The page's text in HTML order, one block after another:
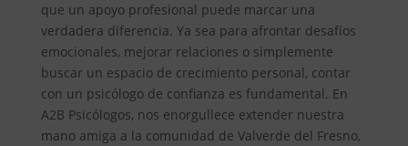
que un apoyo profesional puede marcar una
verdadera diferencia. Ya sea para afrontar desafíos
emocionales, mejorar relaciones o simplemente
buscar un espacio de crecimiento personal, contar
con un psicólogo de confianza es fundamental. En
A2B Psicólogos, nos enorgullece extender nuestra
mano amiga a la comunidad de Valverde del Fresno,